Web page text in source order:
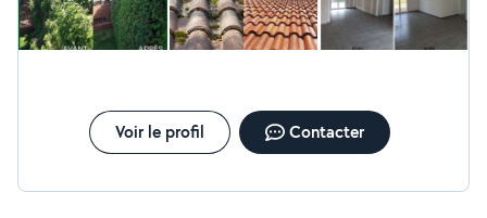
Voir le profil Contacter